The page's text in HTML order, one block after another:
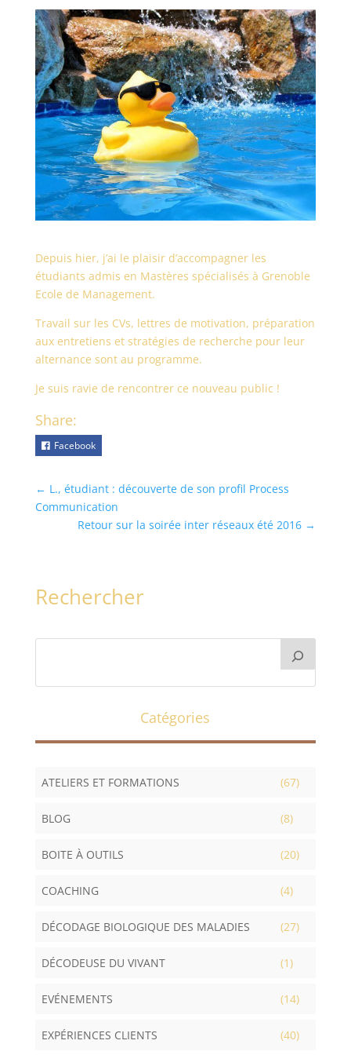
Depuis hier, j’ai le plaisir d’accompagner les
étudiants admis en Mastères spécialisés à Grenoble
Ecole de Management.
Travail sur les CVs, lettres de motivation, préparation
aux entretiens et stratégies de recherche pour leur
alternance sont au programme.
Je suis ravie de rencontrer ce nouveau public !
Share:
Facebook
← L., étudiant : découverte de son profil Process
Communication
Retour sur la soirée inter réseaux été 2016 →
Rechercher
Catégories
ATELIERS ET FORMATIONS (67)
BLOG (8)
BOITE À OUTILS (20)
COACHING (4)
DÉCODAGE BIOLOGIQUE DES MALADIES (27)
DÉCODEUSE DU VIVANT (1)
EVÉNEMENTS (14)
EXPÉRIENCES CLIENTS (40)